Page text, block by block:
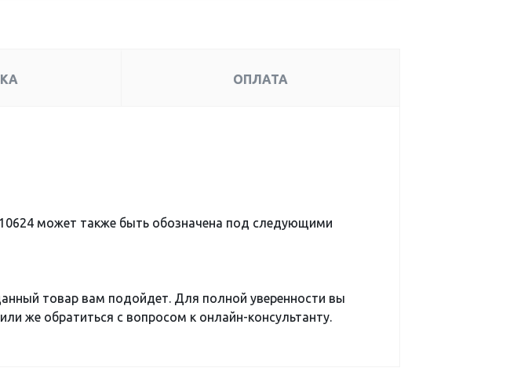
ОПЛАТА
может также быть обозначена под следующими
товар вам подойдет. Для полной уверенности вы
же обратиться с вопросом к онлайн-консультанту.